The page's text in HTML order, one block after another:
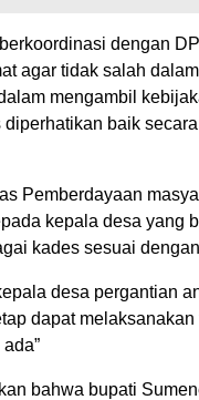
dengan
agar tidak salah
mengambil
baik
Pemberdayaan
kepala desa yang
kades sesuai
desa pergantian
dapat
bahwa bupati